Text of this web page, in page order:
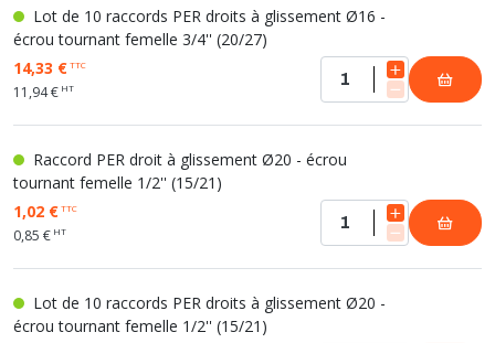
Lot de 10 raccords PER droits à glissement Ø16 -
écrou tournant femelle 3/4'' (20/27)
14,33 €TTC
11,94 € HT
Raccord PER droit à glissement Ø20 - écrou
tournant femelle 1/2'' (15/21)
1,02 €TTC
0,85 € HT
Lot de 10 raccords PER droits à glissement Ø20 -
écrou tournant femelle 1/2'' (15/21)